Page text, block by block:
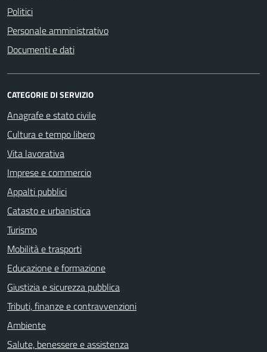
Politici
Personale amministrativo
Documenti e dati
CATEGORIE DI SERVIZIO
Anagrafe e stato civile
Cultura e tempo libero
Vita lavorativa
Imprese e commercio
Appalti pubblici
Catasto e urbanistica
Turismo
Mobilità e trasporti
Educazione e formazione
Giustizia e sicurezza pubblica
Tributi, finanze e contravvenzioni
Ambiente
Salute, benessere e assistenza